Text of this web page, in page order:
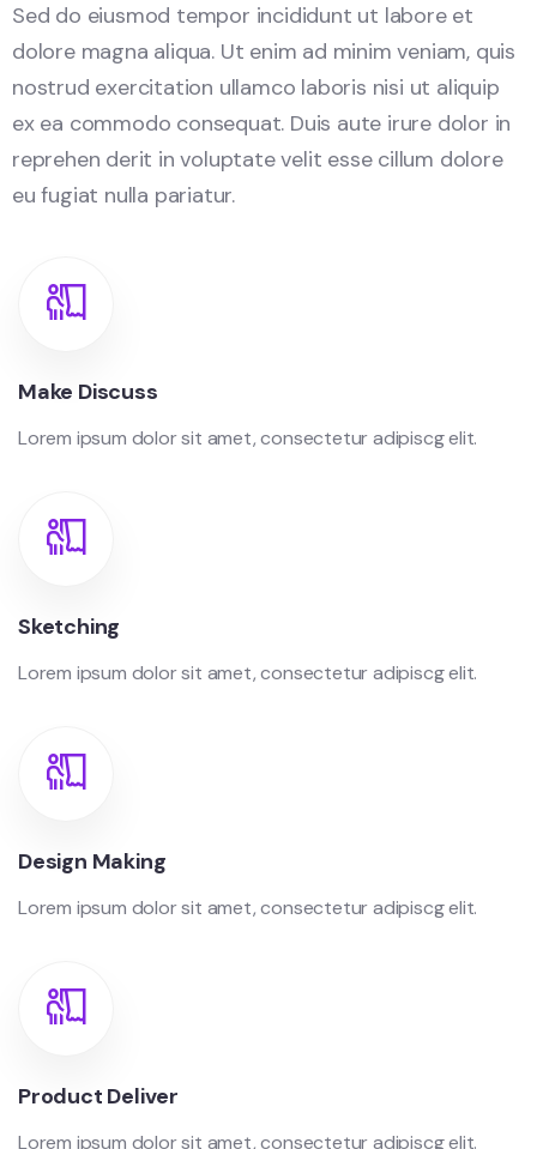
Sed do eiusmod tempor incididunt ut labore et
dolore magna aliqua. Ut enim ad minim veniam, quis
nostrud exercitation ullamco laboris nisi ut aliquip
ex ea commodo consequat. Duis aute irure dolor in
reprehen derit in voluptate velit esse cillum dolore
eu fugiat nulla pariatur.
Make Discuss
Lorem ipsum dolor sit amet, consectetur adipiscg elit.
Sketching
Lorem ipsum dolor sit amet, consectetur adipiscg elit.
Design Making
Lorem ipsum dolor sit amet, consectetur adipiscg elit.
Product Deliver
Lorem ipsum dolor sit amet, consectetur adipiscg elit.